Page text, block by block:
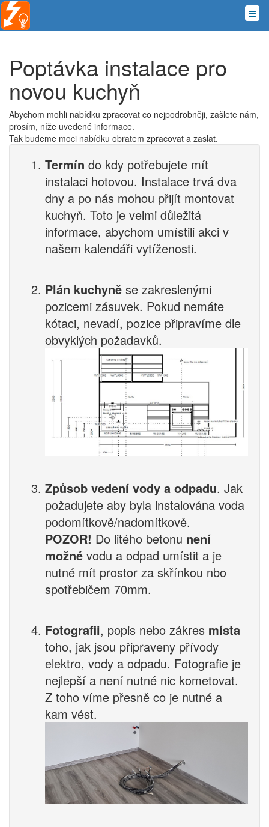
Poptávka instalace pro
novou kuchyň
Abychom mohli nabídku zpracovat co nejpodrobněji, zašlete nám,
prosím, níže uvedené informace.
Tak budeme moci nabídku obratem zpracovat a zaslat.
Termín do kdy potřebujete mít
instalaci hotovou. Instalace trvá dva
dny a po nás mohou přijít montovat
kuchyň. Toto je velmi důležitá
informace, abychom umístili akci v
našem kalendáři vytíženosti.
Plán kuchyně se zakreslenými
pozicemi zásuvek. Pokud nemáte
kótaci, nevadí, pozice připravíme dle
obvyklých požadavků.
Způsob vedení vody a odpadu. Jak
požadujete aby byla instalována voda
podomítkově/nadomítkově.
POZOR! Do litého betonu není
možné vodu a odpad umístit a je
nutné mít prostor za skřínkou nbo
spotřebičem 70mm.
Fotografii, popis nebo zákres místa
toho, jak jsou připraveny přívody
elektro, vody a odpadu. Fotografie je
nejlepší a není nutné nic kometovat.
Z toho víme přesně co je nutné a
kam vést.